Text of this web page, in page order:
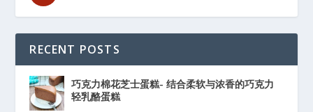
RECENT POSTS
巧克力棉花芝士蛋糕- 结合柔软与浓香的巧克力
轻乳酪蛋糕